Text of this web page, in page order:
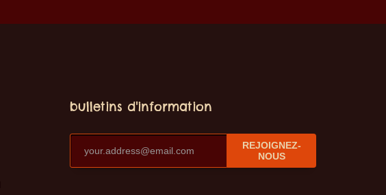
bulletins d'information
REJOIGNEZ-
NOUS